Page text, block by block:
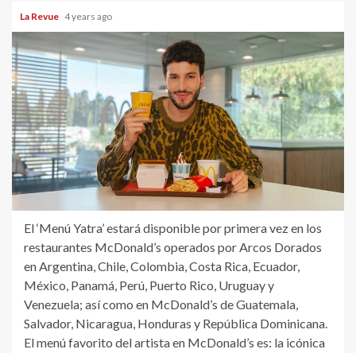
La Revue 4 years ago
El ‘Menú Yatra’ estará disponible por primera vez en los
restaurantes McDonald’s operados por Arcos Dorados
en Argentina, Chile, Colombia, Costa Rica, Ecuador,
México, Panamá, Perú, Puerto Rico, Uruguay y
Venezuela; así como en McDonald’s de Guatemala,
Salvador, Nicaragua, Honduras y República Dominicana.
El menú favorito del artista en McDonald’s es: la icónica